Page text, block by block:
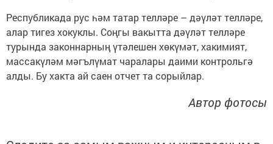
Республикада рус һәм татар телләре – дәүләт телләре,
алар тигез хокуклы. Соңгы вакытта дәүләт телләре
турында законнарның үтәлешен хөкүмәт, хакимият,
массакүләм мәгълүмат чаралары даими контрольгә
алды. Бу хакта ай саен отчет та сорыйлар.
Автор фотосы